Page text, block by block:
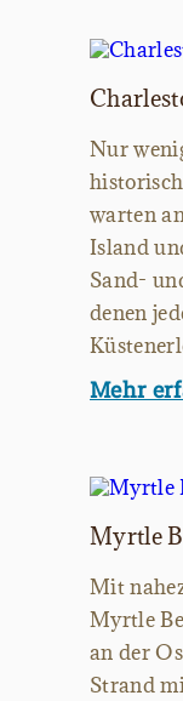
Nur
warten
Island
Sand-
denen
Mehr
Myrtle
Mit
Myrtle
an der
Strand